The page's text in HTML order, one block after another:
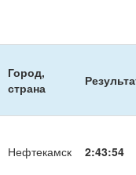
Город,
страна
Нефтекамск 2:43:54